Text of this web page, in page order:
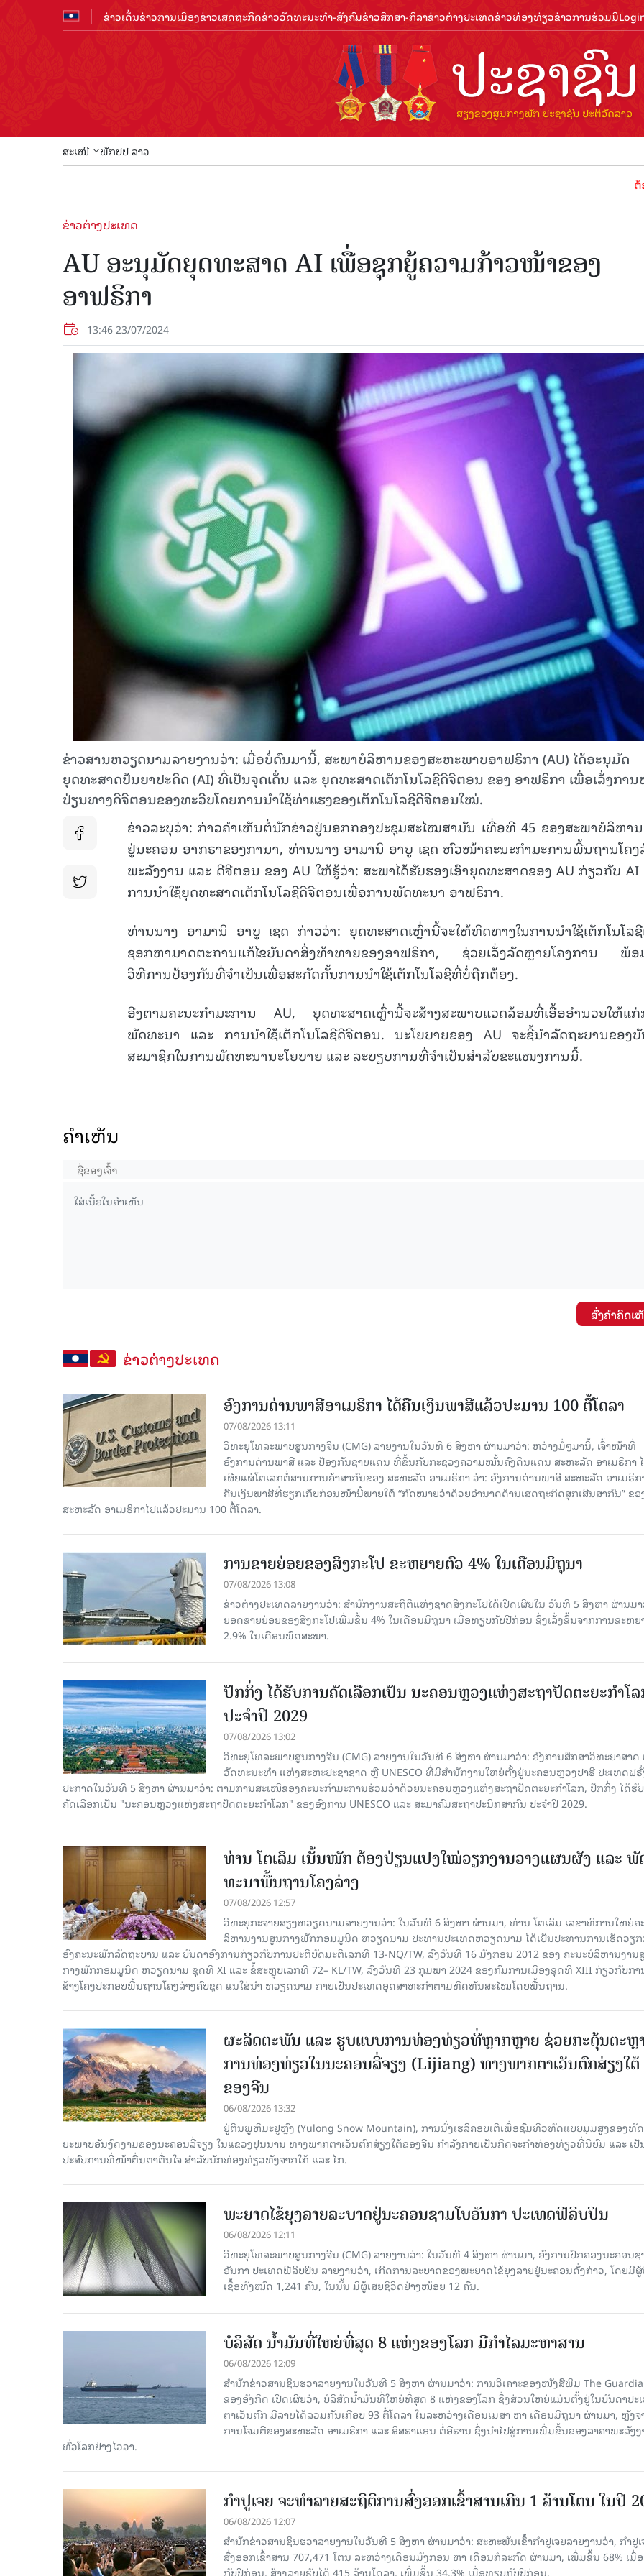
ຂ່າວເດັ່ນຂ່າວການເມືອງຂ່າວເສດຖະກິດຂ່າວວັດທະນະທຳ-ສັງຄົມຂ່າວສືກສາ-ກິລາຂ່າວຕ່າງປະເທດຂ່າວທ່ອງທ່ຽວຂ່າວການຮ່ວມມື
ສະເໜີ ພັກປປ ລາວ
ຕ້ອນຮັ
ຂ່າວຕ່າງປະເທດ
AU ອະນຸມັດຍຸດທະສາດ AI ເພື່ອຊຸກຍູ້ຄວາມກ້າວໜ້າຂອງ
ອາຟຣິກາ
13:46 23/07/2024
ຂ່າວສານຫວຽດນາມລາຍງານວ່າ: ເມື່ອບໍ່ດົນມານີ້, ສະພາບໍລິຫານຂອງສະຫະພາບອາຟຣິກາ (AU) ໄດ້ອະນຸມັດ
ຍຸດທະສາດປັນຍາປະດິດ (AI) ທີ່ເປັນຈຸດເດັ່ນ ແລະ ຍຸດທະສາດເຕັກໂນໂລຊີດີຈີຕອນ ຂອງ ອາຟຣິກາ ເພື່ອເລັ່ງກາ
ປ່ຽນທາງດີຈີຕອນຂອງທະວີບໂດຍການນຳໃຊ້ທ່າແຮງຂອງເຕັກໂນໂລຊີດີຈີຕອນໃໝ່.
ຂ່າວລະບຸວ່າ: ກ່າວຄຳເຫັນຕໍ່ນັກຂ່າວຢູ່ນອກກອງປະຊຸມສະໄໝສາມັນ ເທື່ອທີ 45 ຂອງສະພາບໍລິຫາ
ຢູ່ນະຄອນ ອາກຣາຂອງການາ, ທ່ານນາງ ອາມານິ ອາບູ ເຊດ ຫົວໜ້າຄະນະກຳມະການພື້ນຖານໂຄງ
ພະລັງງານ ແລະ ດີຈີຕອນ ຂອງ AU ໃຫ້ຮູ້ວ່າ: ສະພາໄດ້ຮັບຮອງເອົາຍຸດທະສາດຂອງ AU ກ່ຽວກັບ AI
ການນໍາໃຊ້ຍຸດທະສາດເຕັກໂນໂລຊີດີຈີຕອນເພື່ອການພັດທະນາ ອາຟຣິກາ.
ທ່ານນາງ ອາມານິ ອາບູ ເຊດ ກ່າວວ່າ: ຍຸດທະສາດເຫຼົ່ານີ້ຈະໃຫ້ທິດທາງໃນການນຳໃຊ້ເຕັກໂນໂລ
ຊອກຫາມາດຕະການແກ້ໄຂບັນດາສິ່ງທ້າທາຍຂອງອາຟຣິກາ, ຊ່ວຍເລັ່ງລັດຫຼາຍໂຄງການ ພ້ອ
ວິທີການປ້ອງກັນທີ່ຈຳເປັນເພື່ອສະກັດກັ້ນການນຳໃຊ້ເຕັກໂນໂລຊີທີ່ບໍ່ຖືກຕ້ອງ.
ອີງຕາມຄະນະກໍາມະການ AU, ຍຸດທະສາດເຫຼົ່ານີ້ຈະສ້າງສະພາບແວດລ້ອມທີ່ເອື້ອອໍານວຍໃຫ້ແກ່
ພັດທະນາ ແລະ ການນໍາໃຊ້ເຕັກໂນໂລຊີດີຈີຕອນ. ນະໂຍບາຍຂອງ AU ຈະຊີ້ນໍາລັດຖະບານຂອງບັ
ສະມາຊິກໃນການພັດທະນານະໂຍບາຍ ແລະ ລະບຽບການທີ່ຈໍາເປັນສໍາລັບຂະແໜງການນີ້.
ຄໍາເຫັນ
ສົ່ງຄໍາຄິດເ
ຂ່າວຕ່າງປະເທດ
ອົງການດ່ານພາສີອາເມຣິກາ ໄດ້ຄືນເງິນພາສີແລ້ວປະມານ 100 ຕື້ໂດລາ
07/08/2026 13:11
ວິທະຍຸໂທລະພາບສູນກາງຈີນ (CMG) ລາຍງານໃນວັນທີ 6 ສິງຫາ ຜ່ານມາວ່າ: ຫວ່າງມໍ່ໆມານີ້, ເຈົ້າໜ້າທີ່
ອົງການດ່ານພາສີ ແລະ ປ້ອງກັນຊາຍແດນ ທີ່ຂຶ້ນກັບກະຊວງຄວາມໝັ້ນຄົງດິນແດນ ສະຫະລັດ ອາເມຣິກາ
ເຜີຍແຜ່ໂຕເລກຕໍ່ສານການຄ້າສາກົນຂອງ ສະຫະລັດ ອາເມຣິກາ ວ່າ: ອົງການດ່ານພາສີ ສະຫະລັດ ອາເມຣິກ
ຄືນເງິນພາສີທີ່ຮຽກເກັບກ່ອນໜ້ານີ້ພາຍໃຕ້ “ກົດໝາຍວ່າດ້ວຍອຳນາດດ້ານເສດຖະກິດສຸກເສີນສາກົນ” ຂອ
ສະຫະລັດ ອາເມຣິກາໄປແລ້ວປະມານ 100 ຕື້ໂດລາ.
ການຂາຍຍ່ອຍຂອງສິງກະໂປ ຂະຫຍາຍຕົວ 4% ໃນເດືອນມິຖຸນາ
07/08/2026 13:08
ຂ່າວຕ່າງປະເທດລາຍງານວ່າ: ສຳນັກງານສະຖິຕິແຫ່ງຊາດສິງກະໂປໄດ້ເປີດເຜີຍໃນ ວັນທີ 5 ສິງຫາ ຜ່ານມາ
ຍອດຂາຍຍ່ອຍຂອງສິງກະໂປເພີ່ມຂຶ້ນ 4% ໃນເດືອນມິຖຸນາ ເມື່ອທຽບກັບປີກ່ອນ ຊຶ່ງເລັ່ງຂຶ້ນຈາກການຂະຫຍ
2.9% ໃນເດືອນພຶດສະພາ.
ປັກກິ່ງ ໄດ້ຮັບການຄັດເລືອກເປັນ ນະຄອນຫຼວງແຫ່ງສະຖາປັດຕະຍະກຳໂ
ປະຈຳປີ 2029
07/08/2026 13:02
ວິທະຍຸໂທລະພາບສູນກາງຈີນ (CMG) ລາຍງານໃນວັນທີ 6 ສິງຫາ ຜ່ານມາວ່າ: ອົງການສຶກສາວິທະຍາສາດ
ວັດທະນະທຳ ແຫ່ງສະຫະປະຊາຊາດ ຫຼື UNESCO ທີ່ມີສຳນັກງານໃຫຍ່ຕັ້ງຢູ່ນະຄອນ​ຫຼວງປາຣີ ປະເທດຝຣັ່
ປະກາດໃນວັນທີ 5 ສິງຫາ ຜ່ານມາວ່າ: ຕາມການສະເໜີຂອງຄະນະກຳມະການຮ່ວມວ່າດ້ວຍນະຄອນຫຼວງແຫ່ງສະຖາປັດຕະຍະກຳໂລກ, ປັກກິ່ງ ໄດ້ຮັ
ຄັດ​ເລືອກເປັນ "ນະຄອນຫຼວງແຫ່ງສະຖາປັດຕະຍະກຳໂລກ" ຂອງອົງການ UNESCO ແລະ ສະມາ​ຄົມສະຖາປະນິກສາກົນ ປະຈຳປີ 2029.
ທ່ານ ໂຕ​ເລິມ ເນັ້ນໜັກ ຕ້ອງ​ປ່ຽນ​ແປງ​ໃໝ່​ວຽກ​ງານ​ວາງ​ແຜນ​ຜັງ ແລະ ​ພັ
ທະ​ນາ​ພື້ນ​ຖານ​ໂຄງ​ລ່າງ
07/08/2026 12:57
ວິທະຍຸກະຈາຍສຽງຫວຽດນາມລາຍງານວ່າ: ໃນ​ວັນ​ທີ 6 ສິງ​ຫາ ຜ່ານມາ, ທ່ານ ໂຕ​ເລິມ ເລ​ຂາ​ທິ​ການ​ໃຫຍ່​ຄ
ລິ​ຫານ​ງານ​ສູນ​ກາງ​ພັກ​ກອມ​ມູ​ນິດ ຫວຽດ​ນາມ ປະ​ທານ​ປະ​ເທດຫວຽດ​ນາມ ໄດ້​ເປັນ​ປະ​ທານ​ການ​ເຮັດ​ວຽ
ອົງ​ຄະ​ນະ​ພັກ​ລັດ​ຖະ​ບານ ແລະ ບັນ​ດາ​ອົງ​ການ​ກ່ຽວ​ກັບ​ການ​ປະ​ຕິ​ບັດ​ມະ​ຕິ​ເລກ​ທີ 13-NQ/TW, ລົງວັນ​ທີ 16 ມັງ​ກອນ 2012 ຂອງ ຄະ​ນະ​ບໍ​ລິ​ຫານ​ງານ​
ກາງ​ພັກ​ກອມ​ມູ​ນິດ ຫວຽດ​ນາມ ຊຸດ​ທີ XI ແລະ ຂໍ້​ສະ​ຫຼຸບ​ເລກ​ທີ 72– KL/TW, ​ລົງວັນ​ທີ 23 ກຸມ​ພາ 2024 ຂອງ​ກົມ​ການ​ເມື​ອງ​ຊຸດ​ທີ XIII ກ່ຽວ​ກັບ​ກ
ສ້າງ​ໂຄງ​ປະ​ກອບ​ພື້ນ​ຖານ​ໂຄງ​ລ່າງຄົບ​ຊຸດ ແນ​ໃສ່​ນຳ ຫວຽດ​ນາມ ກາຍ​ເປັນ​ປະ​ເທດ​ອຸດ​ສາ​ຫະ​ກຳ​ຕາມ​ທິດ​ທັນ​ສະ​ໄໝ​ໂດຍ​ພື້ນ​ຖານ.
ຜະລິດຕະພັນ ແລະ ຮູບແບບການທ່ອງທ່ຽວທີ່ຫຼາກຫຼາຍ ຊ່ວຍກະຕຸ້ນຕະຫຼ
ການທ່ອງທ່ຽວໃນນະຄອນລີ່ຈຽງ (Lijiang) ທາງພາກຕາເວັນຕົກສ່ຽງໃຕ້
ຂອງຈີນ
06/08/2026 13:32
ຢູ່ຕີນພູຫິມະຢູຫຼົງ (Yulong Snow Mountain), ການນັ່ງເຮລິຄອບເຕີເພື່ອຊົມທິວທັດແບບມຸມສູງຂອງທັ
ຍະພາບອັນງົດງາມຂອງນະຄອນລີ່ຈຽງ ໃນແຂວງຢຸນນານ ທາງພາກຕາເວັນຕົກສ່ຽງໃຕ້ຂອງຈີນ ກຳລັງກາຍເປັນກິດຈະກຳທ່ອງທ່ຽວທີ່ນິຍົມ ແລະ ເປັ
ປະສົບການທີ່ໜ້າຕື່ນຕາຕື່ນໃຈ ສຳລັບນັກທ່ອງທ່ຽວທັງຈາກໃກ້ ແລະ ໄກ.
ພະຍາດໄຂ້ຍຸງລາຍລະບາດຢູ່ນະຄອນຊາມໂບ​ອັນກາ ປະເທດຟີລິບປິນ
06/08/2026 12:11
ວິທະຍຸໂທລະພາບສູນກາງຈີນ (CMG) ລາຍງານວ່າ: ໃນວັນທີ 4 ສິງ​ຫາ ຜ່ານມາ, ອົງການ​ປົກ​ຄອງນະຄອນຊ
ອັນກາ ປະເທດຟີລິບປິນ ລາຍ​ງານວ່າ, ເກີດ​ການລະບາດ​ຂອງພະຍາດໄຂ້ຍຸງລາຍຢູ່ນະຄອນດັ່ງກ່າວ, ໂດຍມີ
ເຊື້ອ​ທັງ​ໝົດ 1,241 ຄົນ, ໃນນັ້ນ ມີຜູ້ເສຍຊີວິດຢ່າງໜ້ອຍ 12 ຄົນ.
ບໍລິສັດ ນ້ຳມັນທີ່ໃຫຍ່ທີ່ສຸດ 8 ແຫ່ງຂອງໂລກ ມີກຳໄລມະຫາສານ
06/08/2026 12:09
ສຳນັກຂ່າວສານຊິນຮວາລາຍງານໃນວັນທີ 5 ສິງຫາ ຜ່ານມາວ່າ: ການວິເຄາະຂອງໜັງສືພິມ The
ຂອງອັງກິດ ເປີດເຜີຍວ່າ, ບໍລິສັດນ້ຳມັນທີ່ໃຫຍ່ທີ່ສຸດ 8 ແຫ່ງຂອງໂລກ ຊຶ່ງສ່ວນໃຫຍ່ແມ່ນຕັ້ງຢູ່ໃນບັນດາປະ
ຕາເວັນຕົກ ມີລາຍໄດ້ລວມກັນເກືອບ 93 ຕື້ໂດລາ ໃນລະຫວ່າງເດືອນເມສາ ຫາ ເດືອນມິຖຸນາ ຜ່ານມາ, ຫຼັງຈ
ການໂຈມຕີຂອງສະຫະລັດ ອາເມຣິກາ ແລະ ອິສຣາແອນ ຕໍ່ອີຣານ ຊຶ່ງນຳໄປສູ່ການເພີ່ມຂຶ້ນຂອງລາຄາພະລັງງ
ທົ່ວໂລກຢ່າງໄວວາ.
ກຳປູເຈຍ ຈະທຳລາຍສະຖິຕິການສົ່ງອອກເຂົ້າສານເກີນ 1 ລ້ານໂຕນ ໃນປີ
06/08/2026 12:07
ສຳນັກຂ່າວສານຊິນຮວາລາຍງານໃນວັນທີ 5 ສິງຫາ ຜ່ານມາວ່າ: ສະຫະພັນເຂົ້າກຳປູເຈຍລາຍງານວ່າ, ກໍາປູເ
ສົ່ງອອກເຂົ້າສານ 707,471 ໂຕນ ລະຫວ່າງເດືອນມັງກອນ ຫາ ເດືອນກໍລະກົດ ຜ່ານມາ, ເພີ່ມຂຶ້ນ 68% ເມື່
ກັບປີກ່ອນ, ສ້າງລາຍຮັບໄດ້ 415 ລ້ານໂດລາ, ເພີ່ມຂຶ້ນ 34.3% ເມື່ອທຽບກັບປີກ່ອນ.